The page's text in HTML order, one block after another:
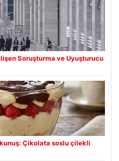
Soruşturma ve Uyuşturucu
Çikolata soslu çilekli